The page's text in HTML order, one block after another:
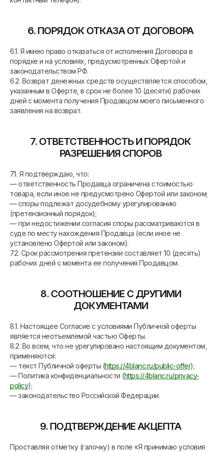
6. ПОРЯДОК ОТКАЗА ОТ ДОГОВОРА
6.1. Я имею право отказаться от исполнения Договора в
порядке и на условиях, предусмотренных Офертой и
законодательством РФ.
6.2. Возврат денежных средств осуществляется способом,
указанным в Оферте, в срок не более 10 (десяти) рабочих
дней с момента получения Продавцом моего письменного
заявления на возврат.
7. ОТВЕТСТВЕННОСТЬ И ПОРЯДОК
РАЗРЕШЕНИЯ СПОРОВ
7.1. Я подтверждаю, что:
— ответственность Продавца ограничена стоимостью
товара, если иное не предусмотрено Офертой или законом;
— споры подлежат досудебному урегулированию
(претензионный порядок);
— при недостижении согласия споры рассматриваются в
суде по месту нахождения Продавца (если иное не
установлено Офертой или законом).
7.2. Срок рассмотрения претензии составляет 10 (десять)
рабочих дней с момента ее получения Продавцом.
8. СООТНОШЕНИЕ С ДРУГИМИ
ДОКУМЕНТАМИ
8.1. Настоящее Согласие с условиями Публичной оферты
является неотъемлемой частью Оферты.
8.2. Во всем, что не урегулировано настоящим документом,
применяются:
— текст Публичной оферты (https://4blanc.ru/public-offer);
— Политика конфиденциальности (https://4blanc.ru/privacy-
policy);
— законодательство Российской Федерации.
9. ПОДТВЕРЖДЕНИЕ АКЦЕПТА
Проставляя отметку (галочку) в поле «Я принимаю условия